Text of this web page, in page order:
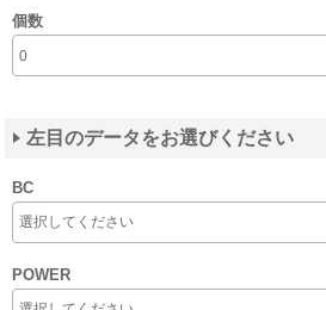
個数
左目のデータをお選びください
BC
POWER